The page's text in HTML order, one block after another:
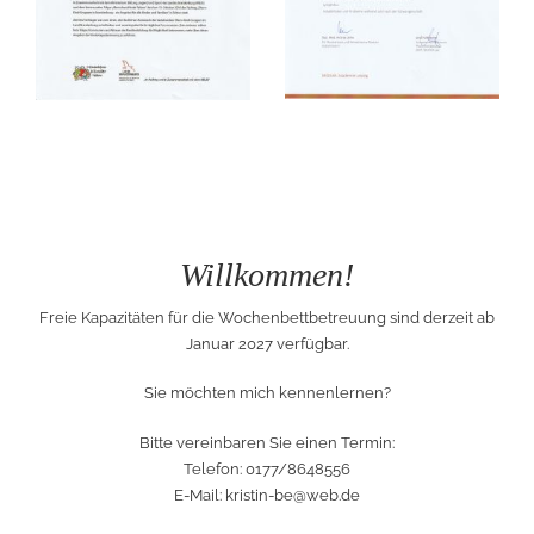
Willkommen!
Freie Kapazitäten für die Wochenbettbetreuung sind derzeit ab
Januar 2027 verfügbar.
Sie möchten mich kennenlernen?
Bitte vereinbaren Sie einen Termin:
Telefon: 0177/8648556
E-Mail: kristin-be@web.de